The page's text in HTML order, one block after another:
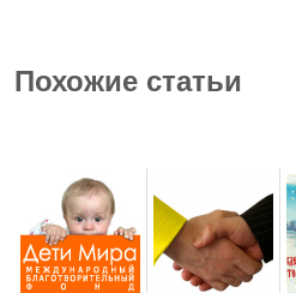
Похожие статьи